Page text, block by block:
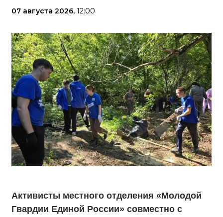
07 августа 2026, 12:00
Активисты местного отделения «Молодой
Гвардии Единой России» совместно с